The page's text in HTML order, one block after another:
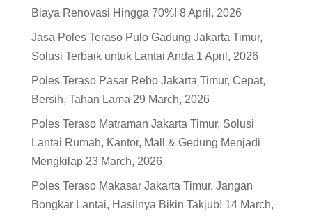
Biaya Renovasi Hingga 70%! 8 April, 2026
Jasa Poles Teraso Pulo Gadung Jakarta Timur,
Solusi Terbaik untuk Lantai Anda 1 April, 2026
Poles Teraso Pasar Rebo Jakarta Timur, Cepat,
Bersih, Tahan Lama 29 March, 2026
Poles Teraso Matraman Jakarta Timur, Solusi
Lantai Rumah, Kantor, Mall & Gedung Menjadi
Mengkilap 23 March, 2026
Poles Teraso Makasar Jakarta Timur, Jangan
Bongkar Lantai, Hasilnya Bikin Takjub! 14 March,